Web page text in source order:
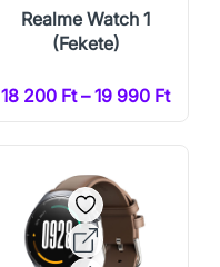
Realme Watch 1
(Fekete)
18 200 Ft – 19 990 Ft